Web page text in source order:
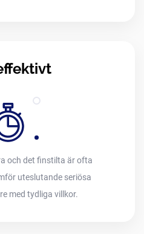
och det finstilta är ofta
uteslutande seriösa
med tydliga villkor.